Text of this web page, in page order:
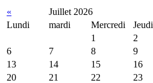
« Juillet 2026
Lundi
mardi Mercredi Jeudi
1
2
6
7 8 9
13
14 15 16
20
21 22 23